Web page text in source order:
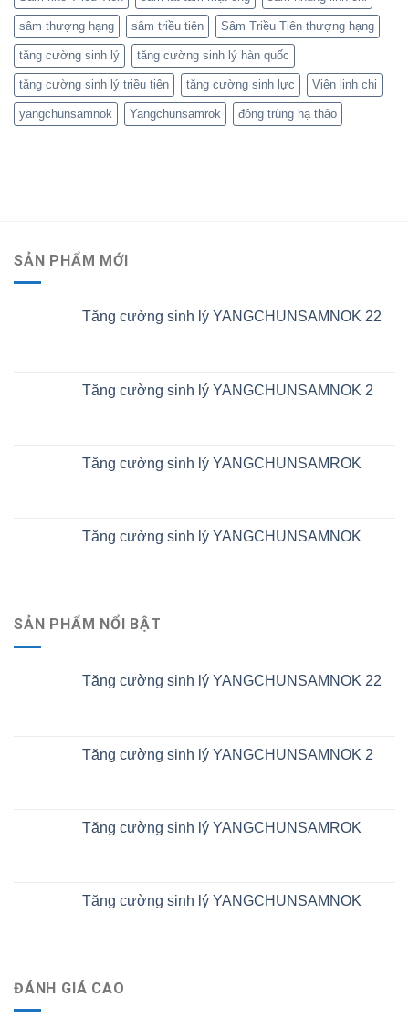
sâm thượng hạng sâm triều tiên Sâm Triều Tiên thượng hạng
tăng cường sinh lý tăng cường sinh lý hàn quốc
tăng cường sinh lý triều tiên tăng cường sinh lực Viên linh chi
yangchunsamnok Yangchunsamrok đông trùng hạ thảo
SẢN PHẨM MỚI
Tăng cường sinh lý YANGCHUNSAMNOK 22
Tăng cường sinh lý YANGCHUNSAMNOK 2
Tăng cường sinh lý YANGCHUNSAMROK
Tăng cường sinh lý YANGCHUNSAMNOK
SẢN PHẨM NỔI BẬT
Tăng cường sinh lý YANGCHUNSAMNOK 22
Tăng cường sinh lý YANGCHUNSAMNOK 2
Tăng cường sinh lý YANGCHUNSAMROK
Tăng cường sinh lý YANGCHUNSAMNOK
ĐÁNH GIÁ CAO